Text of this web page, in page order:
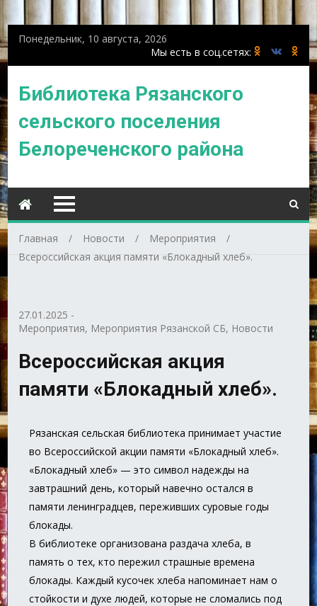
Понедельник, 10 августа, 2026
Библиотека Рязанского
сельского поселения
Белореченского района
Главная Новости
Мероприятия
Всероссийская акция памяти «Блокадный хлеб».
27.01.2025 -
Мероприятия, Мероприятия Рязанской СБ, Новости
Всероссийская акция
памяти «Блокадный хлеб».
Рязанская сельская библиотека принимает участие
во Всероссийской акции памяти «Блокадный хлеб».
«Блокадный хлеб» — это символ надежды на
завтрашний день, который навечно остался в
памяти ленинградцев, переживших суровые годы
блокады.
В библиотеке организована раздача хлеба, в
память о тех, кто пережил страшные времена
блокады. Каждый кусочек хлеба напоминает нам о
стойкости и духе людей, которые не сломались под